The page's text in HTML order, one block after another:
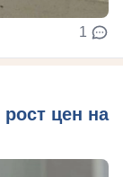
1
цен на